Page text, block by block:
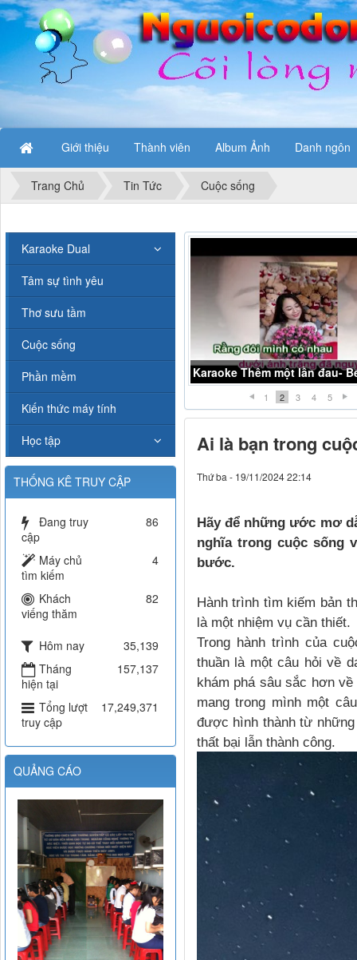
Giới thiệu Thành viên Album Ảnh Danh ngôn
Trang Chủ Tin Tức Cuộc sống
Karaoke chợt khóc- Beat Midi
1 2 3 4 5
Ai là bạn trong
Thứ ba - 19/11/2024 22:14
Hãy để những ước mơ
nghĩa trong cuộc sống
bước.
Hành trình tìm kiếm bản
là một nhiệm vụ cần thiết.
Trong hành trình của
thuần là một câu hỏi về
khám phá sâu sắc hơn
mang trong mình một
được hình thành từ
thất bại lẫn thành công.
Karaoke Dual
Tâm sự tình yêu
Thơ sưu tầm
Cuộc sống
Phần mềm
Kiến thức máy tính
Học tập
THỐNG KÊ TRUY CẬP
Đang truy
cập
86
Máy chủ
tìm kiếm
4
Khách
viếng thăm
82
Hôm nay
35,139
Tháng
hiện tại
157,137
Tổng lượt
truy cập
17,249,371
QUẢNG CÁO